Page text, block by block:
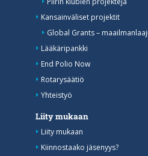
Kansainväliset projektit
Global Grants –
Lääkäripankki
End Polio Now
Rotarysäätiö
Yhteistyö
Liity mukaan
Liity mukaan
Kiinnostaako jäsenyys?